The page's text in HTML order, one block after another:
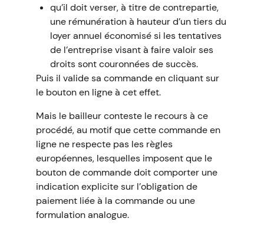
qu’il doit verser, à titre de contrepartie,
une rémunération à hauteur d’un tiers du
loyer annuel économisé si les tentatives
de l’entreprise visant à faire valoir ses
droits sont couronnées de succès.
Puis il valide sa commande en cliquant sur
le bouton en ligne à cet effet.
Mais le bailleur conteste le recours à ce
procédé, au motif que cette commande en
ligne ne respecte pas les règles
européennes, lesquelles imposent que le
bouton de commande doit comporter une
indication explicite sur l’obligation de
paiement liée à la commande ou une
formulation analogue.